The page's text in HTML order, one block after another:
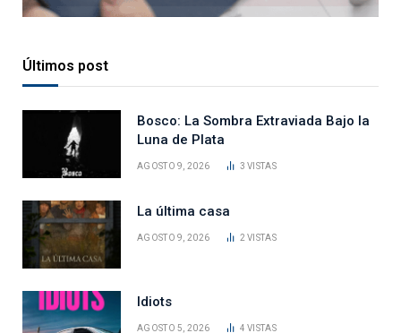
Últimos post
Bosco: La Sombra Extraviada Bajo la
Luna de Plata
AGOSTO 9, 2026 3VISTAS
La última casa
AGOSTO 9, 2026 2VISTAS
Idiots
AGOSTO 5, 2026 4VISTAS